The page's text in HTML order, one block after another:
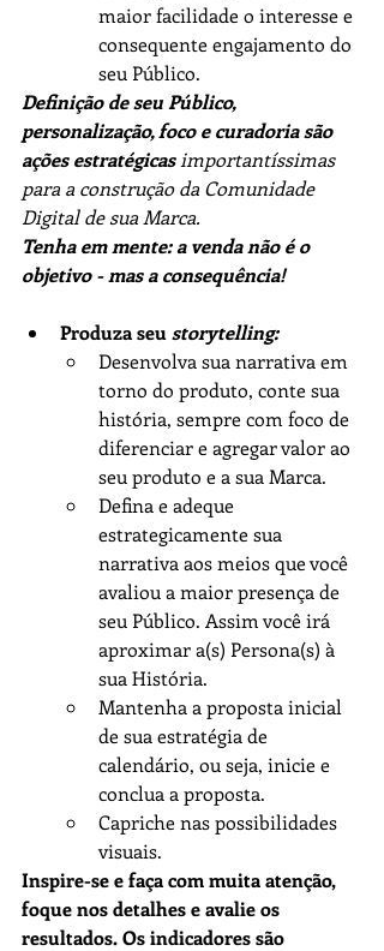
maior facilidade o interesse e
consequente engajamento do
seu Público.
Definição de seu Público,
personalização, foco e curadoria são
ações estratégicas importantíssimas
para a construção da Comunidade
Digital de sua Marca.
Tenha em mente: a venda não é o
objetivo - mas a consequência!
Produza seu storytelling:
Desenvolva sua narrativa em
torno do produto, conte sua
história, sempre com foco de
diferenciar e agregar valor ao
seu produto e a sua Marca.
Defina e adeque
estrategicamente sua
narrativa aos meios que você
avaliou a maior presença de
seu Público. Assim você irá
aproximar a(s) Persona(s) à
sua História.
Mantenha a proposta inicial
de sua estratégia de
calendário, ou seja, inicie e
conclua a proposta.
Capriche nas possibilidades
visuais.
Inspire-se e faça com muita atenção,
foque nos detalhes e avalie os
resultados. Os indicadores são